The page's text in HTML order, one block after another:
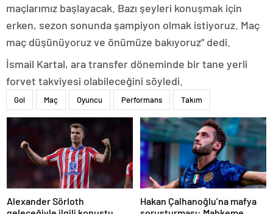
maçlarımız başlayacak. Bazı şeyleri konuşmak için
erken, sezon sonunda şampiyon olmak istiyoruz. Maç
maç düşünüyoruz ve önümüze bakıyoruz” dedi.
İsmail Kartal, ara transfer döneminde bir tane yerli
forvet takviyesi olabileceğini söyledi.
Gol Maç Oyuncu Performans Takım
Alexander Sörloth
Hakan Çalhanoğlu’na mafya